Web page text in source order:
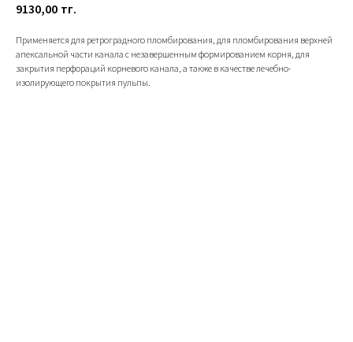
9130,00 тг.
Применяется для ретроградного пломбирования, для пломбирования верхней
апексальной части канала с незавершенным формированием корня, для
закрытия перфораций корневого канала, а также в качестве лечебно-
изолирующего покрытия пульпы.